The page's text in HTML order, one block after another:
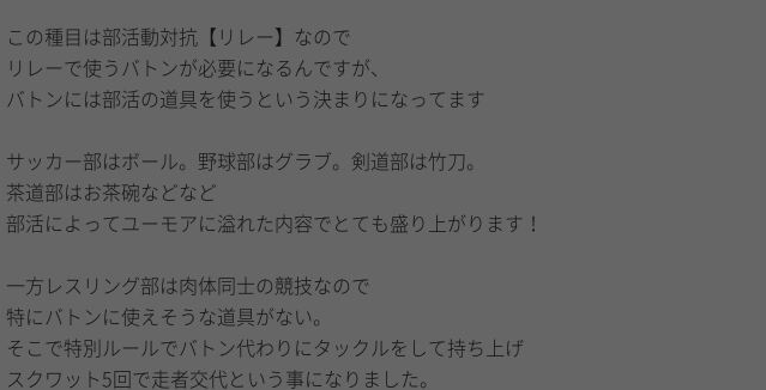
この種目は部活動対抗【リレー】なので
リレーで使うバトンが必要になるんですが、
バトンには部活の道具を使うという決まりになってます
サッカー部はボール。野球部はグラブ。剣道部は竹刀。
茶道部はお茶碗などなど
部活によってユーモアに溢れた内容でとても盛り上がります！
一方レスリング部は肉体同士の競技なので
特にバトンに使えそうな道具がない。
そこで特別ルールでバトン代わりにタックルをして持ち上げ
スクワット5回で走者交代という事になりました。